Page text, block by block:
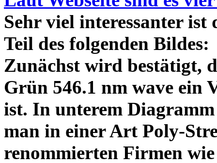
Sehr viel interessanter
Teil des folgenden
Zunächst wird bestätigt,
Grün 546.1 nm wave ein
ist. In unterem
man in einer Art Poly-
renommierten Firmen